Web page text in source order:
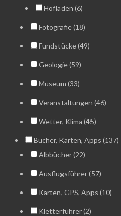
Hofläden (6)
Fotografie (18)
Fundstücke (49)
Geologie (59)
Museum (33)
Veranstaltungen (46)
Wetter, Klima (45)
Bücher, Karten, Apps (137)
Albbücher (22)
Ausflugsführer (57)
Karten, GPS, Apps (10)
Kletterführer (2)